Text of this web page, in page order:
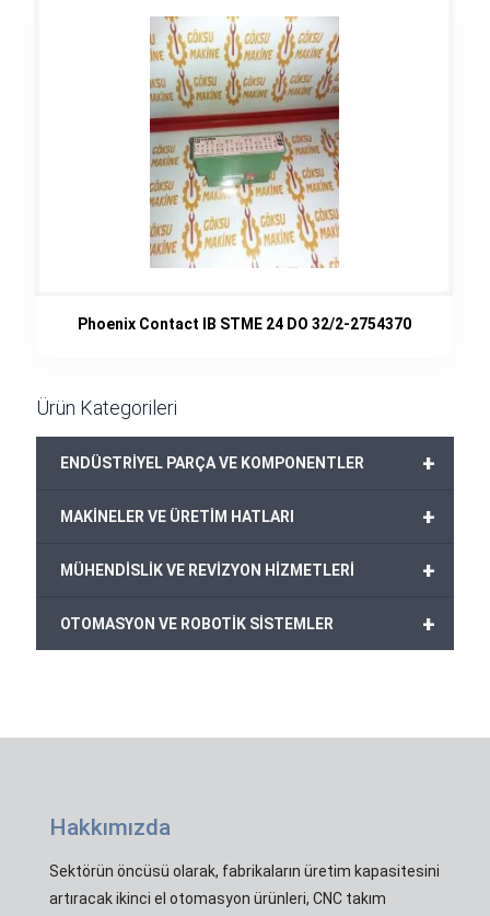
Phoenix Contact IB STME 24 DO 32/2-2754370
Ürün Kategorileri
+
ENDÜSTRİYEL PARÇA VE KOMPONENTLER
+
MAKİNELER VE ÜRETİM HATLARI
+
MÜHENDİSLİK VE REVİZYON HİZMETLERİ
+
OTOMASYON VE ROBOTİK SİSTEMLER
Hakkımızda
Sektörün öncüsü olarak, fabrikaların üretim kapasitesini
artıracak ikinci el otomasyon ürünleri, CNC takım